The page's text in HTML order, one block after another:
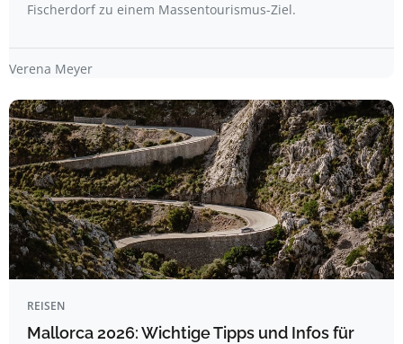
Fischerdorf zu einem Massentourismus-Ziel.
Verena Meyer
REISEN
Mallorca 2026: Wichtige Tipps und Infos für